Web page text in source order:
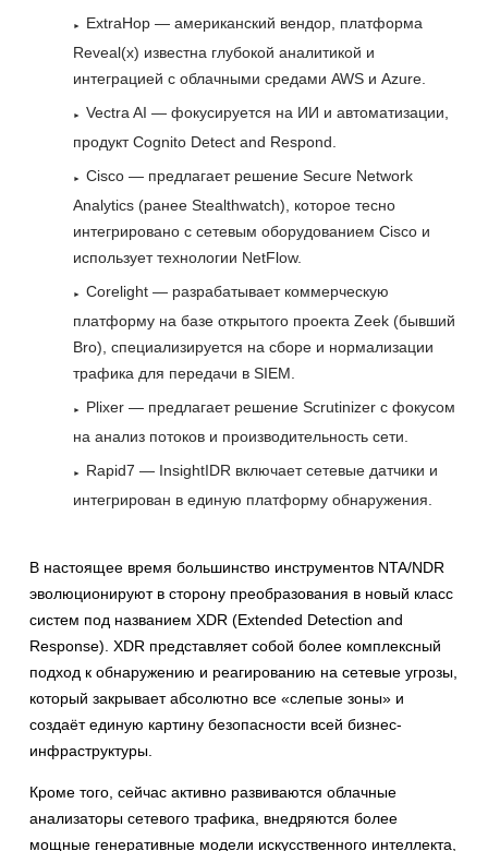
ExtraHop — американский вендор, платформа
Reveal(x) известна глубокой аналитикой и
интеграцией с облачными средами AWS и Azure.
Vectra AI — фокусируется на ИИ и автоматизации,
продукт Cognito Detect and Respond.
Cisco — предлагает решение Secure Network
Analytics (ранее Stealthwatch), которое тесно
интегрировано с сетевым оборудованием Cisco и
использует технологии NetFlow.
Corelight — разрабатывает коммерческую
платформу на базе открытого проекта Zeek (бывший
Bro), специализируется на сборе и нормализации
трафика для передачи в SIEM.
Plixer — предлагает решение Scrutinizer с фокусом
на анализ потоков и производительность сети.
Rapid7 — InsightIDR включает сетевые датчики и
интегрирован в единую платформу обнаружения.
В настоящее время большинство инструментов NTA/NDR
эволюционируют в сторону преобразования в новый класс
систем под названием XDR (Extended Detection and
Response). XDR представляет собой более комплексный
подход к обнаружению и реагированию на сетевые угрозы,
который закрывает абсолютно все «слепые зоны» и
создаёт единую картину безопасности всей бизнес-
инфраструктуры.
Кроме того, сейчас активно развиваются облачные
анализаторы сетевого трафика, внедряются более
мощные генеративные модели искусственного интеллекта,